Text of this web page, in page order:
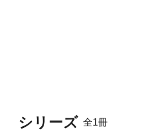
シリーズ 全1冊